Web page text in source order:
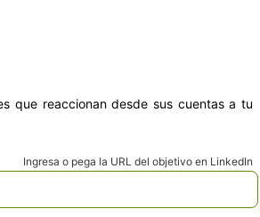
que reaccionan desde sus cuentas a tu
Ingresa o pega la URL del objetivo en LinkedIn